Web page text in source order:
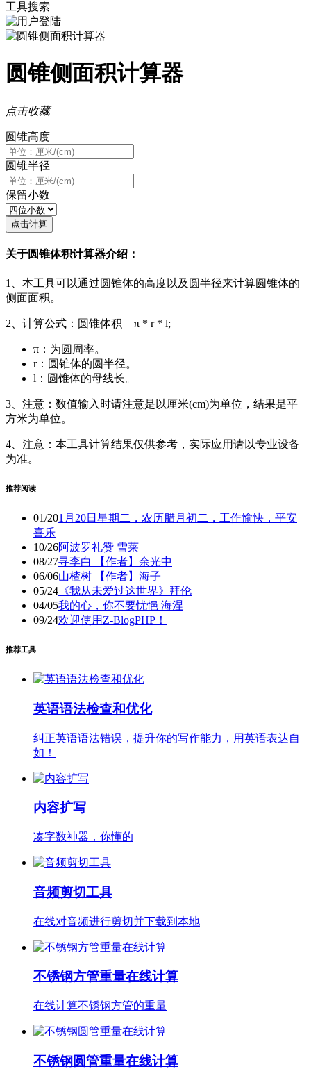
工具搜索
圆锥侧面积计算器
点击收藏
圆锥高度
圆锥半径
保留小数
点击计算
关于圆锥体积计算器介绍：
1、本工具可以通过圆锥体的高度以及圆半径来计算圆锥体的
侧面面积。
2、计算公式：圆锥体积 = π * r * l;
π：为圆周率。
r：圆锥体的圆半径。
l：圆锥体的母线长。
3、注意：数值输入时请注意是以厘米(cm)为单位，结果是平
方米为单位。
4、注意：本工具计算结果仅供参考，实际应用请以专业设备
为准。
推荐阅读
01/201月20日星期二，农历腊月初二，工作愉快，平安
喜乐
10/26阿波罗礼赞 雪莱
08/27寻李白 【作者】余光中
06/06山楂树 【作者】海子
05/24 《我从未爱过这世界》拜伦
04/05我的心，你不要忧悒 海涅
09/24欢迎使用Z-BlogPHP！
推荐工具
英语语法检查和优化
纠正英语语法错误，提升你的写作能力，用英语表达自
如！
内容扩写
凑字数神器，你懂的
音频剪切工具
在线对音频进行剪切并下载到本地
不锈钢方管重量在线计算
在线计算不锈钢方管的重量
不锈钢圆管重量在线计算